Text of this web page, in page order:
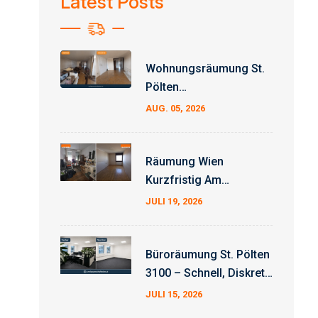
Wohnungsräumung St.
Pölten
Erfahrungsbericht –
AUG. 05, 2026
Räumung Wien
Kurzfristig Am
Wochenende
JULI 19, 2026
Büroräumung St. Pölten
3100 – Schnell, Diskret
Und Zum Fixpreis
JULI 15, 2026